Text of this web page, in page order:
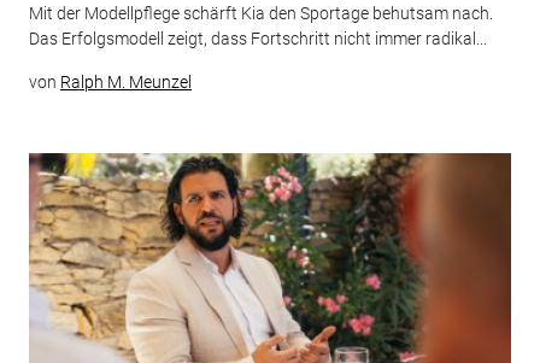
Mit der Modellpflege schärft Kia den Sportage behutsam nach.
Das Erfolgsmodell zeigt, dass Fortschritt nicht immer radikal...
von Ralph M. Meunzel